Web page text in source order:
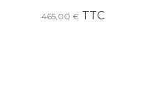
465,00 € TTC